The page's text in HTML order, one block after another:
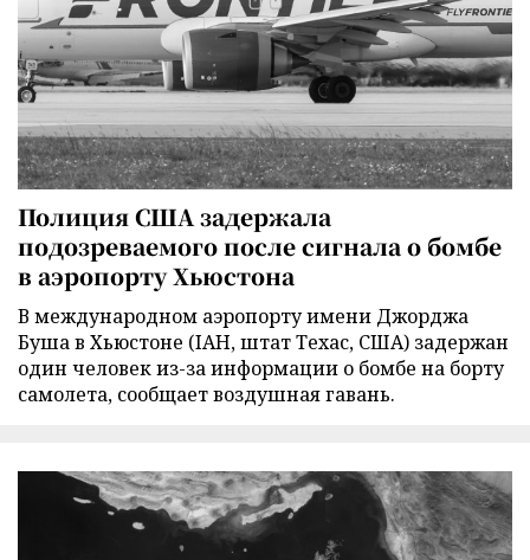
Полиция США задержала
подозреваемого после сигнала о бомбе
в аэропорту Хьюстона
В международном аэропорту имени Джорджа
Буша в Хьюстоне (IAH, штат Техас, США) задержан
один человек из-за информации о бомбе на борту
самолета, сообщает воздушная гавань.